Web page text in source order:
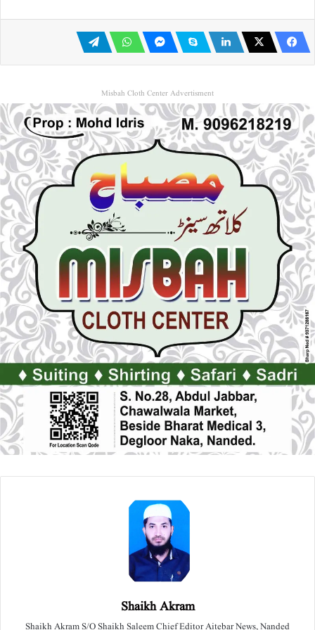
Misbah Cloth Center Advertisment
Shaikh Akram
Shaikh Akram S/O Shaikh Saleem Chief Editor Aitebar News, Nanded